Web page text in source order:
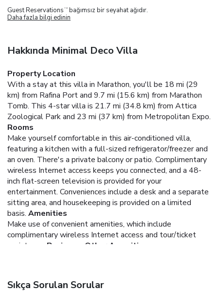
Guest Reservations TM bağımsız bir seyahat ağıdır.
Daha fazla bilgi edinin
Hakkında Minimal Deco Villa
Property Location
With a stay at this villa in Marathon, you'll be 18 mi (29
km) from Rafina Port and 9.7 mi (15.6 km) from Marathon
Tomb. This 4-star villa is 21.7 mi (34.8 km) from Attica
Zoological Park and 23 mi (37 km) from Metropolitan Expo.
Rooms
Make yourself comfortable in this air-conditioned villa,
featuring a kitchen with a full-sized refrigerator/freezer and
an oven. There's a private balcony or patio. Complimentary
wireless Internet access keeps you connected, and a 48-
inch flat-screen television is provided for your
entertainment. Conveniences include a desk and a separate
sitting area, and housekeeping is provided on a limited
basis. Amenities
Make use of convenient amenities, which include
complimentary wireless Internet access and tour/ticket
assistance.
Business, Other Amenities
Sıkça Sorulan Sorular